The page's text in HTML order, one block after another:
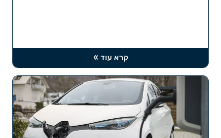
קרא עוד »